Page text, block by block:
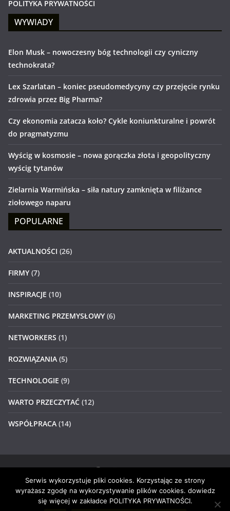
POLITYKA PRYWATNOŚCI
WYWIADY
Elon Musk – nowoczesny bóg technologii czy cyniczny
technokrata?
Lex Szarlatan – koniec pseudomedycyny czy przejęcie rynku
zdrowia przez Big Pharma?
Czy ekonomia zatacza koło? Cykle koniunkturalne i powrót
do pragmatyzmu
Wyścig w kosmosie – nowa gorączka złota i geopolityczny
wyścig tytanów
Zielarnia Warmińska – siła natury zamknięta w filiżance
ziołowego naparu
POPULARNE
AKTUALNOŚCI (26)
FIRMY (7)
INSPIRACJE (10)
MARKETING PRZEMYSŁOWY (6)
NETWORKERS (1)
ROZWIĄZANIA (5)
TECHNOLOGIE (9)
WARTO PRZECZYTAĆ (12)
WSPÓŁPRACA (14)
Prawa autorskie © 2026#4networkers. Wszystkie prawa
zastrzeżone.
Serwis wykorzystuje pliki cookies. Korzystając ze strony
wyrażasz zgodę na wykorzystywanie plików cookies. dowiedz
się więcej w zakładce POLITYKA PRYWATNOŚCI.